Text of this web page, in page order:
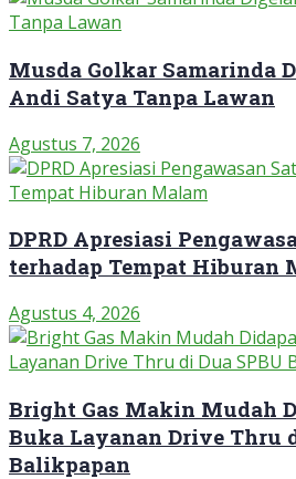
Musda Golkar Samarinda
Andi Satya Tanpa Lawan
Agustus 7, 2026
DPRD Apresiasi
terhadap Tempat Hiburan
Agustus 4, 2026
Bright Gas Makin Mudah
Buka Layanan Drive Thru
Balikpapan